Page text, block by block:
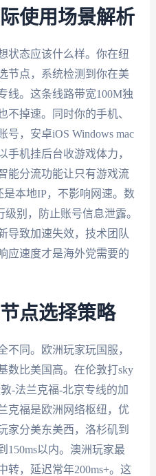
使用场景解析
状态应该什么样。你在纽
节点，系统检测到你在美
线。这条线路带宽100M独
不掉速。同时你的手机、
，安卓iOS Windows mac
手机挂后台收游戏体力，
能分流功能让只有游戏流
是本地IP，不影响网速。数
别，防止账号信息泄露。
导致加速失效，技术团队
应速度才是海外党需要的
点选择策略
不同。欧洲玩家玩国服，
数比美国高。在伦敦打sky
-法兰克福-北京专线的加
克福是欧洲网络枢纽，优
家分美东美西，洛杉矶到
150ms以内。澳洲玩家最
转，延迟常年200ms+。这